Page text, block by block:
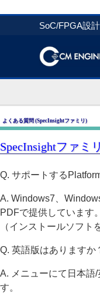
SoC/FPGA設
よくある質問 (SpecInsightファミリ)
SpecInsightファミ
Q. サポートする
A. Windows7、
PDFで提供しています
（インストールソフト
Q. 英語版はありますか
A. メニューにて日本語
す。